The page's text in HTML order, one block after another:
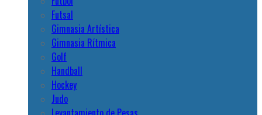
Futsal
Gimnasia Artística
Gimnasia Rítmica
Golf
Handball
Hockey
Judo